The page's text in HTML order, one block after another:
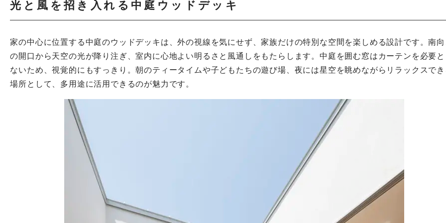
光と風を招き入れる中庭ウッドデッキ
家の中心に位置する中庭のウッドデッキは、外の視線を気にせず、家族だけの特別な空間を楽しめる設計です。南向
の開口から天空の光が降り注ぎ、室内に心地よい明るさと風通しをもたらします。中庭を囲む窓はカーテンを必要と
ないため、視覚的にもすっきり。朝のティータイムや子どもたちの遊び場、夜には星空を眺めながらリラックスでき
場所として、多用途に活用できるのが魅力です。